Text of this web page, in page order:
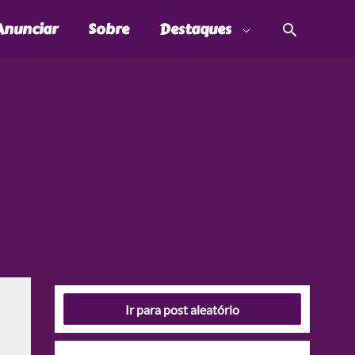
Sobre Destaques
Ir para post aleatório